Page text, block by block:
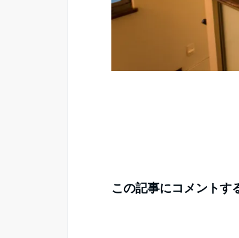
この記事にコメントす